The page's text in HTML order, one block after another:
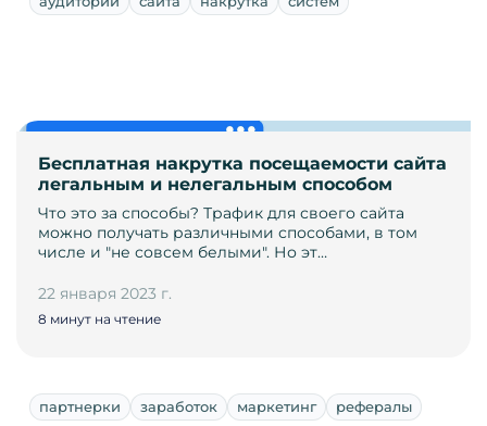
Бесплатная накрутка посещаемости сайта
легальным и нелегальным способом
Что это за способы? Трафик для своего сайта
можно получать различными способами, в том
числе и "не совсем белыми". Но эт…
22 января 2023 г.
8 минут на чтение
партнерки заработок маркетинг рефералы